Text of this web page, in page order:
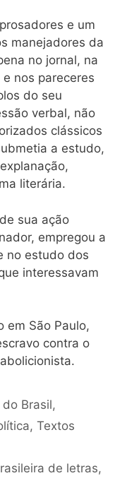
e um
manejadores da
no jornal, na
nos pareceres
do seu
verbal, não
clássicos
a estudo,
literária.
sua ação
empregou a
no estudo dos
interessavam
em São Paulo,
contra o
Brasil,
, Textos
de letras,